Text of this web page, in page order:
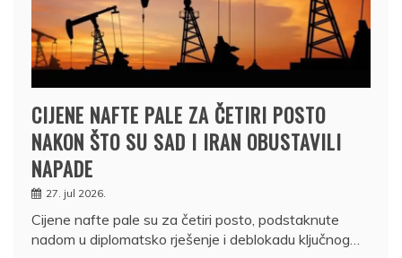
CIJENE NAFTE PALE ZA ČETIRI POSTO
NAKON ŠTO SU SAD I IRAN OBUSTAVILI
NAPADE
27. jul 2026.
Cijene nafte pale su za četiri posto, podstaknute
nadom u diplomatsko rješenje i deblokadu ključnog…